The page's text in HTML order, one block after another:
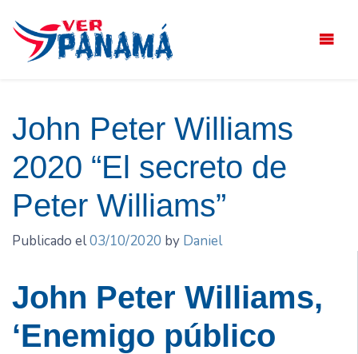
contenido
John Peter Williams
2020 “El secreto de
Peter Williams”
Publicado el03/10/2020 by Daniel
John Peter Williams,
‘Enemigo público